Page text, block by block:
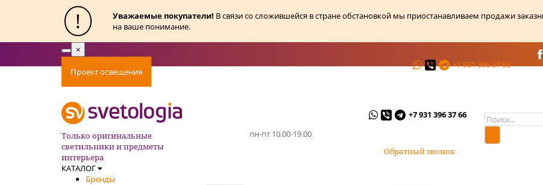
! Уважаемые покупатели! В связи со сложившейся в стране обстановкой мы приостанавливаем продажи
на ваше понимание.
Toggle
×
Проект освещения
+7 931 396 37 66
Только оригинальные
светильники и предметы
интерьера
пн-пт 10.00-19.00
+7 931 396 37 66
Обратный звонок
КАТАЛОГ
Бренды